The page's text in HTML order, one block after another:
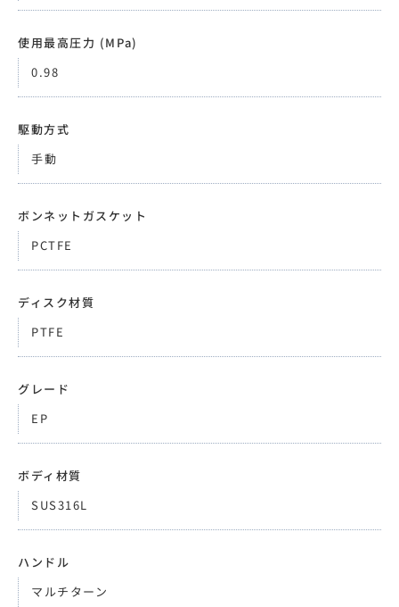
使用最高圧力 (MPa)
0.98
駆動方式
手動
ボンネットガスケット
PCTFE
ディスク材質
PTFE
グレード
EP
ボディ材質
SUS316L
ハンドル
マルチターン